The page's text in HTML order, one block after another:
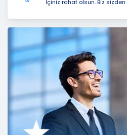
dürüstlük kurallarına uygun
yükümlüdür. Bu kapsamda,
dikkate alınacakve kişisel
dışında kullanmayacaktır.
2. Kişisel Verilerin Doğru ve
Güncel Olmasını Sağlama
CB Gayrimenkul Franchising
Danışmanlık Hizmetleri A.Ş.;
temel haklarını ve kendi
dikkate alarak işlediği kişisel
İçiniz rahat olsun. Biz sizden